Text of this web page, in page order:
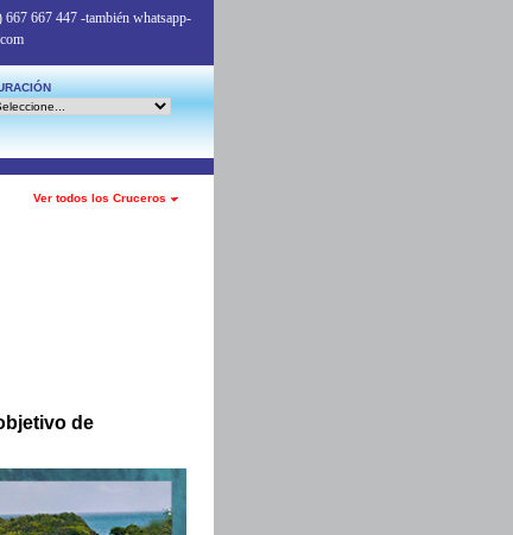
667 667 447 -también whatsapp-
Ver todos los Cruceros
de